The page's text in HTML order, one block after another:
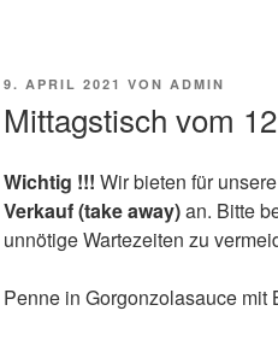
VERÖFFENTLICHT
9. APRIL 2021 VON ADMIN
Mittagstisch vom
Wichtig !!! Wir bieten für
Verkauf (take away)an. Bitte
unnötige Wartezeiten zu
Penne in Gorgonzolasauce